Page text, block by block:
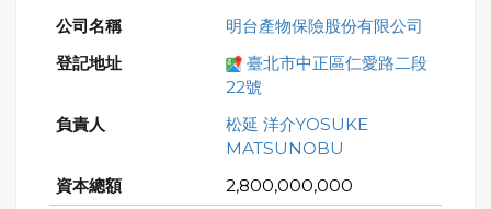
明台產物保險股份有限公司
臺北市中正區仁愛路二段
22號
松延 洋介YOSUKE
MATSUNOBU
2,800,000,000